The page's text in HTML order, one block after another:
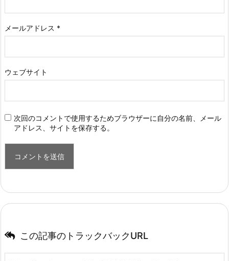
メールアドレス *
ウェブサイト
次回のコメントで使用するためブラウザーに自分の名前、メール
アドレス、サイトを保存する。
この記事のトラックバックURL